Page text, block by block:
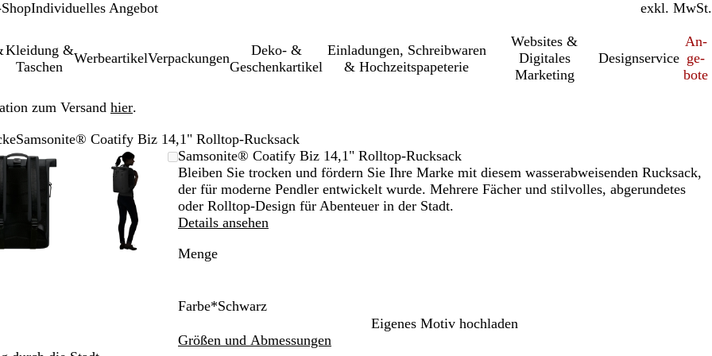
Individuelles Angebot inkl. MwSt.
exkl. MwSt.
Kleidung &
Taschen
WerbeartikelVerpackungen
Deko- &
Geschenkartikel
Einl­a­dung­en, Schreib­wa­ren
& Hochzeitspapeterie
Websites &
Digitales
Marketing
Designservice
An­­
ge­­
bo­­te
zum Versand hier.
Samsonite® Coatify Biz 14,1" Rolltop-Rucksack
Vergrößer-/verkleinerbares
Bild
Zoom
Minimum
Klicken
zum
Vergrößern
Verwenden
Vergrößer-/verkleinerbares
Bild
Zoom
auf
Minimum
Klicken
zum
Vergrößern
Verwenden
Sie
die
Tasten
+
und
Pfeiltasten
Samsonite® Coatify Biz 14,1" Rolltop-Rucksack
Bleiben Sie trocken und fördern Sie Ihre Marke mit diesem wasserabweisenden Rucksack,
der für moderne Pendler entwickelt wurde. Mehrere Fächer und stilvolles, abgerundetes
oder Rolltop-Design für Abenteuer in der Stadt.
Details ansehen
Menge
Farbe*Schwarz
c
lr
o
Eigenes Motiv hochladen
Größen und Abmessungen